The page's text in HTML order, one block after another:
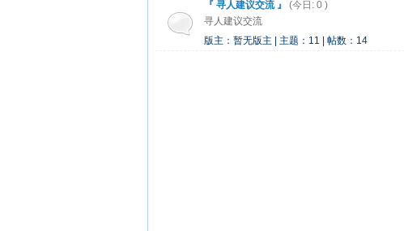
『 寻人建议交流 』
(今日: 0 )
寻人建议交流
版主：暂无版主 | 主题：11 | 帖数：14